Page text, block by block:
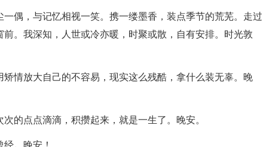
偶，与记忆相视一笑。携一缕墨香，装点季节的荒芜。走过
。我深知，人世或冷亦暖，时聚或散，自有安排。时光敦
情放大自己的不容易，现实这么残酷，拿什么装无辜。晚
的点点滴滴，积攒起来，就是一生了。晚安。
。晚安！